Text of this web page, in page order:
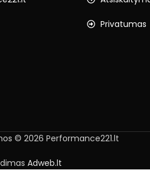
Privatumas
© 2026 Performance221.lt
Adweb.lt